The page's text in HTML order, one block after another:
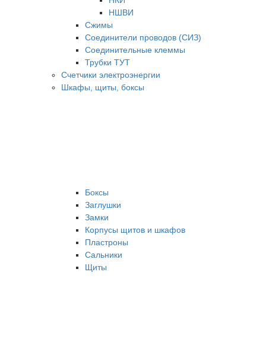
НШВИ
Сжимы
Соединители проводов (СИЗ)
Соединительные клеммы
Трубки ТУТ
Счетчики электроэнергии
Шкафы, щиты, боксы
Боксы
Заглушки
Замки
Корпусы щитов и шкафов
Пластроны
Сальники
Щиты